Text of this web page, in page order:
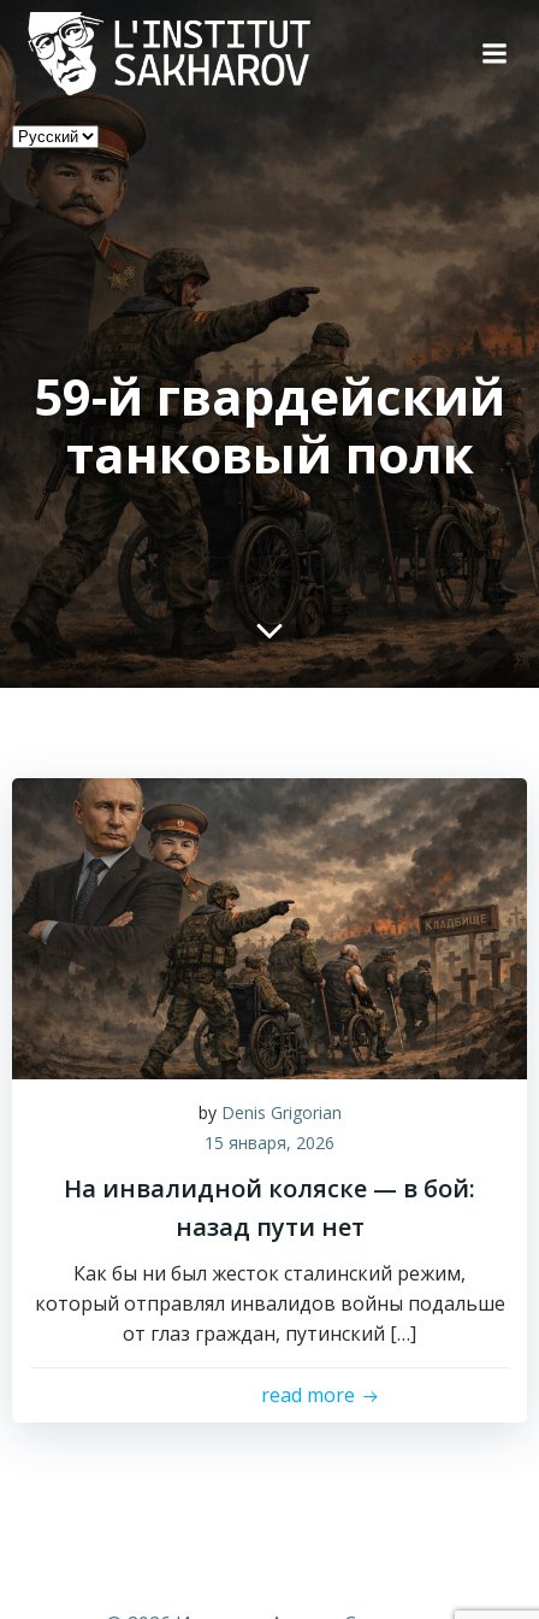
to
content
Выбрать
язык
59-й гвардейский
танковый полк
by Denis Grigorian
15 января, 2026
На инвалидной коляске — в бой:
назад пути нет
Как бы ни был жесток сталинский режим,
который отправлял инвалидов войны подальше
от глаз граждан, путинский […]
read more